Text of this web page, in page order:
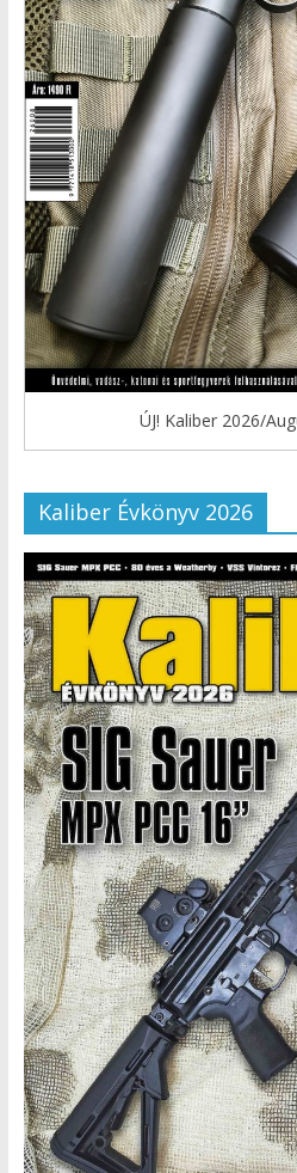
ÚJ! Kaliber 2026/
Kaliber Évkönyv 2026